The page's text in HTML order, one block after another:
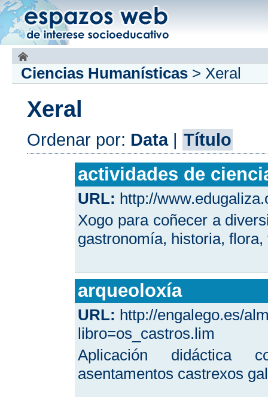
Ciencias Humanísticas > Xeral
Xeral
Ordenar por: Data| Título
actividades de
URL: http://
Xogo para coñecer a
gastronomía, historia, flora,
arqueoloxía
URL: http://engalego.es/
libro=os_castros.lim
Aplicación didáctica
asentamentos castrexos